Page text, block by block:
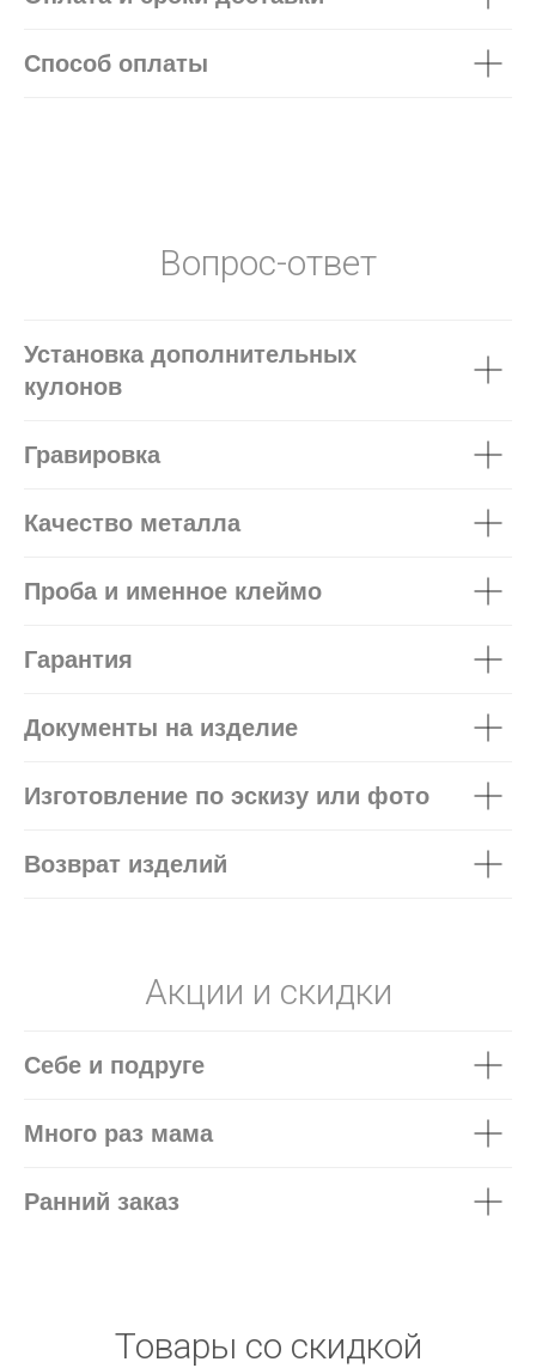
Способ оплаты
Вопрос-ответ
Установка дополнительных
кулонов
Гравировка
Качество металла
Проба и именное клеймо
Гарантия
Документы на изделие
Изготовление по эскизу или фото
Возврат изделий
Акции и скидки
Себе и подруге
Много раз мама
Ранний заказ
Товары со скидкой